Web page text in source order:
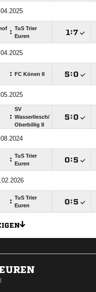
: TuS Trier
Euren
:
: FC Könen II :
:
SV
Wasserliesch/​
Oberbillig II
:
: TuS Trier
Euren
:
: TuS Trier
Euren
: